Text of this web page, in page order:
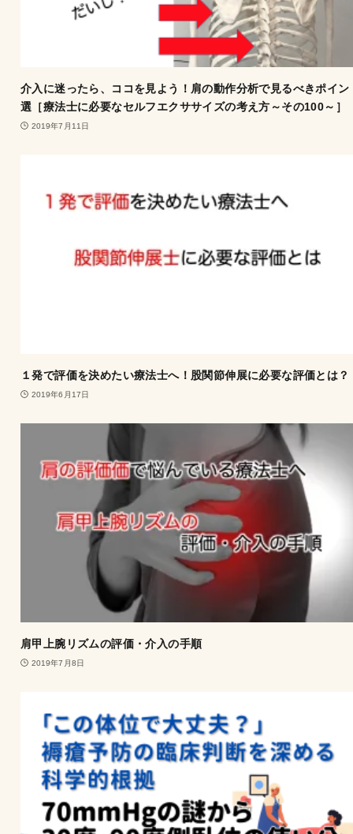
介入に迷ったら、ココを見よう！肩の動作分析で見るべきポイン
選［療法士に必要なセルフエクササイズの考え方～その100～］
2019年7月11日
１発で評価を決めたい療法士へ！股関節伸展に必要な評価とは？
2019年6月17日
肩甲上腕リズムの評価・介入の手順
2019年7月8日